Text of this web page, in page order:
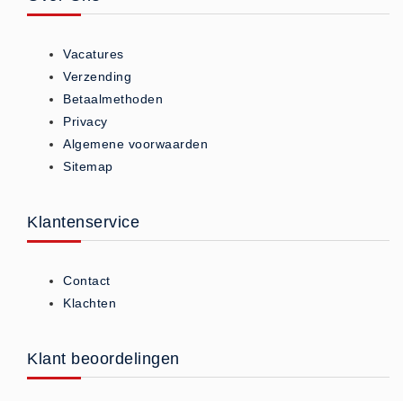
Lights (0)
Reanimatiepoppen Lifeform (0)
Testgassen - Testsets
Testgassen - Testsets -
Algemeen (5)
Verbandmaterialen los
Gaaskompres - Niet verklevend
Hevige bloedingen (2)
Vacatures
Verzending
Betaalmethoden
Privacy
Algemene voorwaarden
Sitemap
Klantenservice
Contact
Klachten
Klant beoordelingen